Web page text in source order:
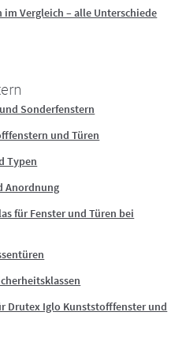
Vergleich – alle Unterschiede
Sonderfenstern
und Türen
Typen
Anordnung
für Fenster und Türen bei
Drutex Iglo Kunststofffenster und